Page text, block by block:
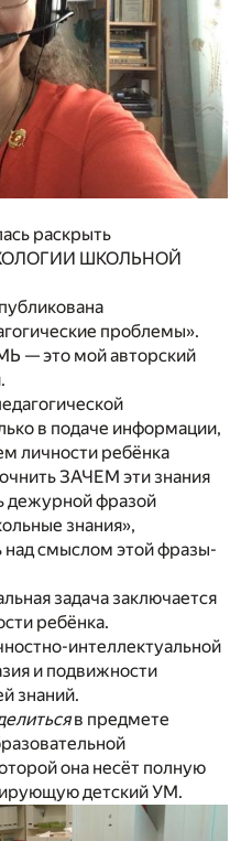
раскрыть
ШКОЛЬНОЙ
проблемы».
— это мой авторский
в подаче информации,
личности ребёнка
ЗАЧЕМ эти знания
дежурной фразой
знания»,
смыслом этой фразы-
задача заключается
ребёнка.
интеллектуальной
и подвижности
знаний.
в предмете
она несёт полную
детский УМ.